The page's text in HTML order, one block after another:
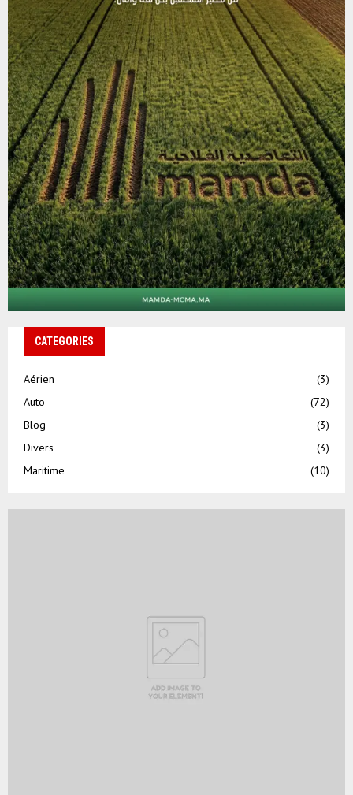
CATEGORIES
Aérien
(3)
Auto
(72)
Blog
(3)
Divers
(3)
Maritime
(10)